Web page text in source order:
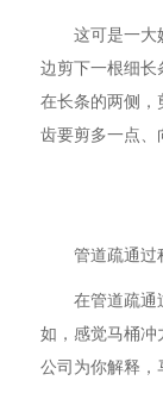
这可是一大
边剪下一根细长
在长条的两侧，
齿要剪多一点、
管道疏通过
在管道疏通
如，感觉马桶冲
公司为你解释，